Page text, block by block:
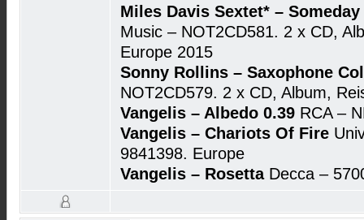
Miles Davis Sextet* –
Music – NOT2CD581. 2 x CD,
Europe 2015
Sonny Rollins – Saxophone
NOT2CD579. 2 x CD, Album,
Vangelis – Albedo 0.39 RCA –
Vangelis – Chariots Of Fire
9841398. Europe
Vangelis – RosettaDecca –